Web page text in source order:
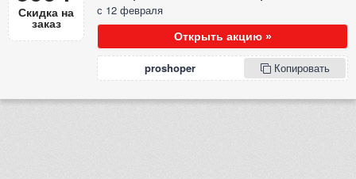
Скидка на
заказ
с 12 февраля
Открыть акцию »
proshoper Копировать